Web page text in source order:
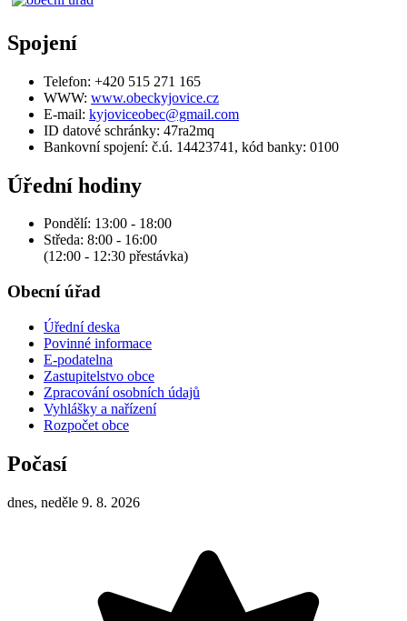
Spojení
Telefon: +420 515 271 165
WWW: www.obeckyjovice.cz
E-mail: kyjoviceobec@gmail.com
ID datové schránky: 47ra2mq
Bankovní spojení: č.ú. 14423741, kód banky: 0100
Úřední hodiny
Pondělí: 13:00 - 18:00
Středa: 8:00 - 16:00
(12:00 - 12:30 přestávka)
Obecní úřad
Úřední deska
Povinné informace
E-podatelna
Zastupitelstvo obce
Zpracování osobních údajů
Vyhlášky a nařízení
Rozpočet obce
Počasí
dnes, neděle 9. 8. 2026